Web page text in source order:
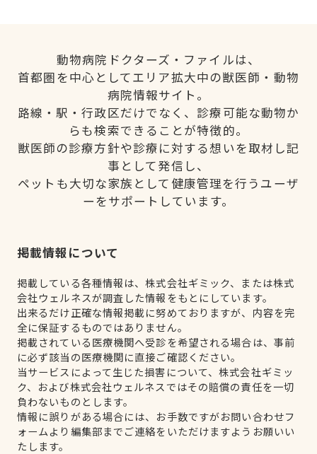
動物病院ドクターズ・ファイルは、
首都圏を中心としてエリア拡大中の獣医師・動物
病院情報サイト。
路線・駅・行政区だけでなく、診療可能な動物か
らも検索できることが特徴的。
獣医師の診療方針や診療に対する想いを取材し記
事として発信し、
ペットも大切な家族として健康管理を行うユーザ
ーをサポートしています。
掲載情報について
掲載している各種情報は、株式会社ギミック、または株式
会社ウェルネスが調査した情報をもとにしています。
出来るだけ正確な情報掲載に努めておりますが、内容を完
全に保証するものではありません。
掲載されている医療機関へ受診を希望される場合は、事前
に必ず該当の医療機関に直接ご確認ください。
当サービスによって生じた損害について、株式会社ギミッ
ク、および株式会社ウェルネスではその賠償の責任を一切
負わないものとします。
情報に誤りがある場合には、お手数ですがお問い合わせフ
ォームより編集部までご連絡をいただけますようお願いい
たします。